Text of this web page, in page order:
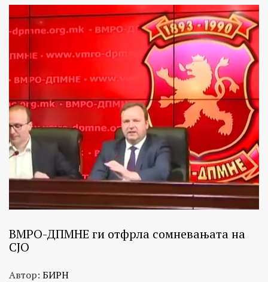
ВМРО-ДПМНЕ ги отфрла сомневањата на
СЈО
Автор: БИРН